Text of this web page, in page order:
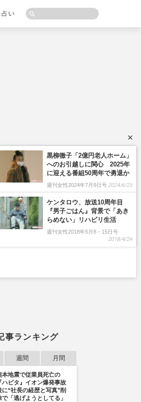
い
“優しくていい子”の素顔
事ランキング
週間 月間
本地震で従業員死亡の
『ハビタ』イオン爆発事故
に“社長の経歴と写真”削
で「逃げようとしてる」
×